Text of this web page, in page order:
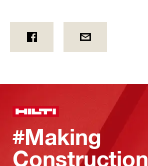
#Making
Construction